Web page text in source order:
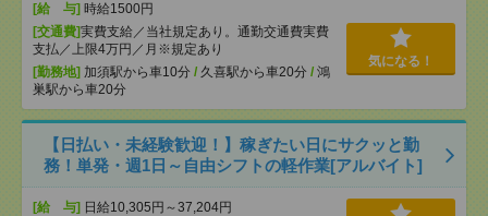
[給 与] 時給1500円
[交通費]実費支給／当社規定あり。通勤交通費実費
支払／上限4万円／月※規定あり
[勤務地] 加須駅から車10分 / 久喜駅から車20分 / 鴻
巣駅から車20分
気になる！
【日払い・未経験歓迎！】稼ぎたい日にサクッと勤
務！単発・週1日～自由シフトの軽作業[アルバイト]
[給 与] 日給10,305円～37,204円